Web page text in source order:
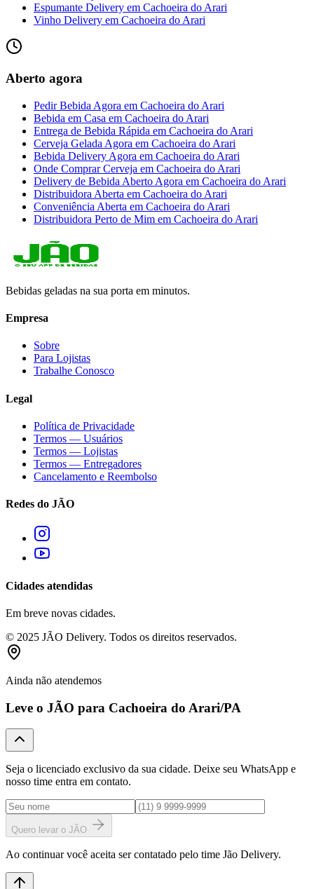
Espumante Delivery em Cachoeira do Arari
Vinho Delivery em Cachoeira do Arari
Aberto agora
Pedir Bebida Agora em Cachoeira do Arari
Bebida em Casa em Cachoeira do Arari
Entrega de Bebida Rápida em Cachoeira do Arari
Cerveja Gelada Agora em Cachoeira do Arari
Bebida Delivery Agora em Cachoeira do Arari
Onde Comprar Cerveja em Cachoeira do Arari
Delivery de Bebida Aberto Agora em Cachoeira do Arari
Distribuidora Aberta em Cachoeira do Arari
Conveniência Aberta em Cachoeira do Arari
Distribuidora Perto de Mim em Cachoeira do Arari
Bebidas geladas na sua porta em minutos.
Empresa
Sobre
Para Lojistas
Trabalhe Conosco
Legal
Política de Privacidade
Termos — Usuários
Termos — Lojistas
Termos — Entregadores
Cancelamento e Reembolso
Redes do JÃO
Cidades atendidas
Em breve novas cidades.
© 2025 JÃO Delivery. Todos os direitos reservados.
Ainda não atendemos
Leve o JÃO para Cachoeira do Arari/PA
Seja o licenciado exclusivo da sua cidade. Deixe seu WhatsApp e
nosso time entra em contato.
Quero levar o JÃO
Ao continuar você aceita ser contatado pelo time Jão Delivery.